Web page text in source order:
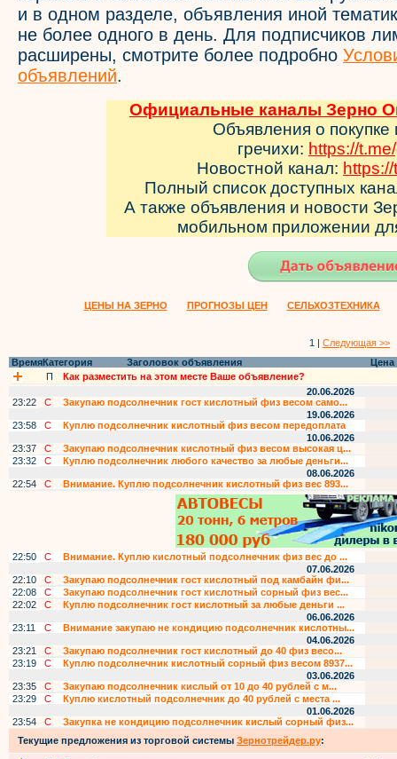
и в одном разделе, объявления иной
не более одного в день. Для подписчиков
расширены, смотрите более подробно
объявлений.
Официальные каналы Зерно
Объявления о
гречихи: https://
Новостной канал:
Полный список доступных
А также объявления и новости
мобильном приложении
ЦЕНЫ НА ЗЕРНО ПРОГНОЗЫ ЦЕН СЕЛЬХОЗТЕХНИКА
1 | Следующая >>
ВремяКатегория Заголовок объявления
Цена
П
Как разместить на этом месте Ваше объявление?
20.06.2026
23:22
С
Закупаю подсолнечник гост кислотный физ весом само...
19.06.2026
23:58
С
Куплю подсолнечник кислотный физ весом передоплата
10.06.2026
23:37
С
Закупаю подсолнечник кислотный физ весом высокая ц...
23:32
С
Куплю подсолнечник любого качество за любые деньги...
08.06.2026
22:54
С Внимание. Куплю подсолнечник кислотный физ вес 893...
22:50 С
Внимание. Куплю кислотный подсолнечник физ вес до ...
07.06.2026
22:10
С
Закупаю подсолнечник гост кислотный под камбайн фи...
22:08
С
Закупаю подсолнечник гост кислотный сорный физ вес...
22:02
С
Куплю подсолнечник гост кислотный за любые деньги ...
06.06.2026
23:11
С
Внимание закупаю не кондицию подсолнечник кислотны...
04.06.2026
23:21
С
Закупаю подсолнечник гост кислотный до 40 физ весо...
23:19
С
Куплю подсолнечник кислотный сорный физ весом 8937...
03.06.2026
23:35
С
Закупаю подсолнечник кислый от 10 до 40 рублей с м...
23:29
С
Куплю кислотный подсолнечник до 40 рублей с места ...
01.06.2026
23:54
С
Закупка не кондицию подсолнечник кислый сорный физ...
Текущие предложения из торговой системы Зернотрейдер.ру: